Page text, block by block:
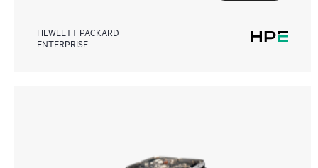
HEWLETT PACKARD
ENTERPRISE